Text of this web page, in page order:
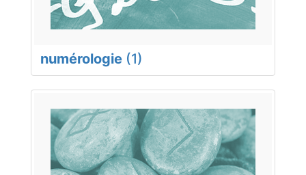
numérologie (1)